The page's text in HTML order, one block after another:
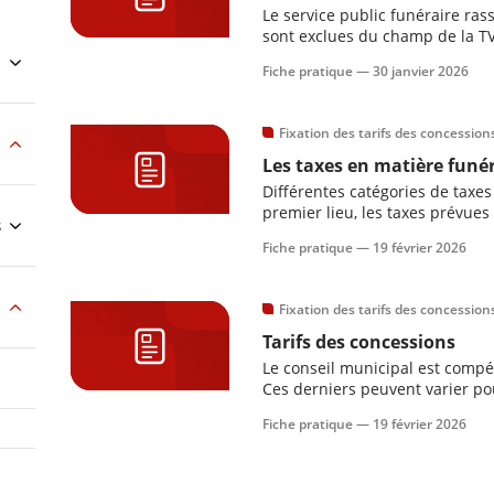
Le service public funéraire
sont exclues du champ de la
service peut également
Fiche pratique —30 janvier 2026
Fixation des tarifs des
Les taxes en matière
Différentes catégories de
premier lieu, les taxes
peuvent être créées par le
Fiche pratique — 19 février 2026
Fixation des tarifs des
Tarifs des concessions
Le conseil municipal est
Ces derniers peuvent varier
dans une même catégorie de
Fiche pratique — 19 février 2026